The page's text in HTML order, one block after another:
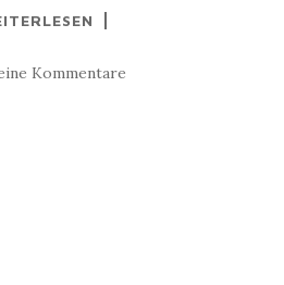
Kommentare